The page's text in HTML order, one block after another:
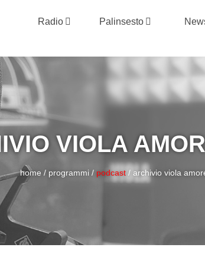
Radio Palinsesto
VIOLA
home / programmi/ podcast/ archivio viola